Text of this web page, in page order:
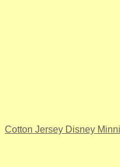
Cotton Jersey Disney